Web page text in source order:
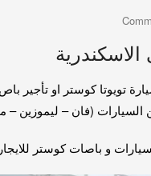
الاسكندرية
هنا في المكان الصحيح لاستئجار باص 21 راكب موديل 2020، حيث توفر
(فان – ليموزين – ملاكي –
و باصات كوستر للايجار